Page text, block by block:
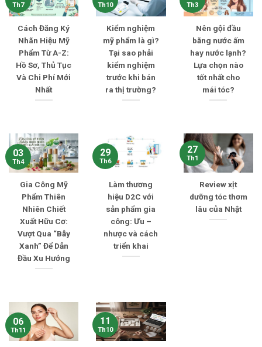
Cách Đăng Ký
Nhãn Hiệu Mỹ
Phẩm Từ A-Z:
Hồ Sơ, Thủ Tục
Và Chi Phí Mới
Nhất
Th7
Kiểm nghiệm
mỹ phẩm là gì?
Tại sao phải
kiểm nghiệm
trước khi bán
ra thị trường?
Th10
Nên gội đầu
bằng nước ấm
hay nước lạnh?
Lựa chọn nào
tốt nhất cho
mái tóc?
Th3
Gia Công Mỹ
Phẩm Thiên
Nhiên Chiết
Xuất Hữu Cơ:
Vượt Qua “Bẫy
Xanh” Để Dẫn
Đầu Xu Hướng
03
Th4
Làm thương
hiệu D2C với
sản phẩm gia
công: Ưu –
nhược và cách
triển khai
29
Th6
Review xịt
dưỡng tóc thơm
lâu của Nhật
27
Th1
06
Th11
11
Th10